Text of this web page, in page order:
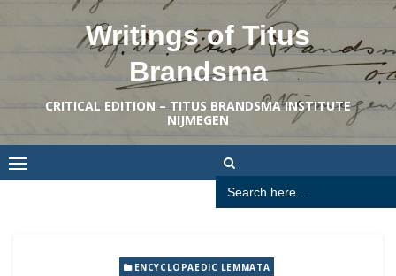
Writings of Titus
Brandsma
CRITICAL EDITION – TITUS BRANDSMA INSTITUTE
NIJMEGEN
Search
for:
ENCYCLOPAEDIC LEMMATA